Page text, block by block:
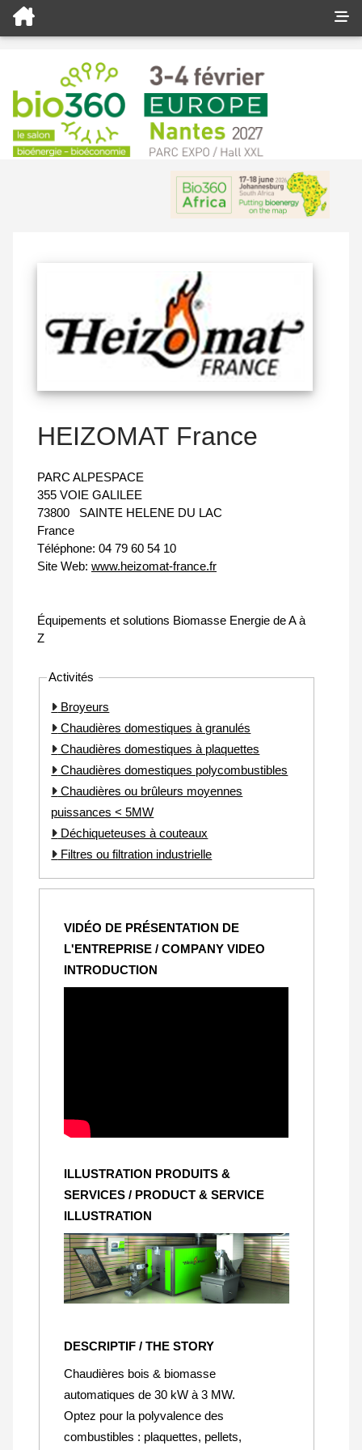
HEIZOMAT France
PARC ALPESPACE
355 VOIE GALILEE
73800
SAINTE HELENE DU LAC
France
Téléphone: 04 79 60 54 10
Site Web: www.heizomat-france.fr
Équipements et solutions Biomasse Energie de A à
Z
Activités
Broyeurs
Chaudières domestiques à granulés
Chaudières domestiques à plaquettes
Chaudières domestiques polycombustibles
Chaudières ou brûleurs moyennes
puissances < 5MW
Déchiqueteuses à couteaux
Filtres ou filtration industrielle
VIDÉO DE PRÉSENTATION DE
L'ENTREPRISE / COMPANY VIDEO
INTRODUCTION
ILLUSTRATION PRODUITS &
SERVICES / PRODUCT & SERVICE
ILLUSTRATION
DESCRIPTIF / THE STORY
Chaudières bois & biomasse
automatiques de 30 kW à 3 MW.
Optez pour la polyvalence des
combustibles : plaquettes, pellets,